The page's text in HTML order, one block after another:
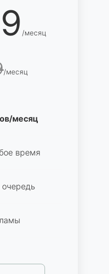
/месяц
/месяц
месяц
время